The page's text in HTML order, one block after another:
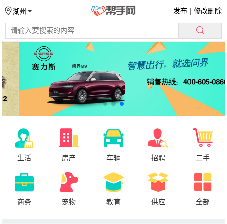
湖州 发布 |修改删除
生活 房产 车辆 招聘 二手
商务 宠物 教育 供应 全部